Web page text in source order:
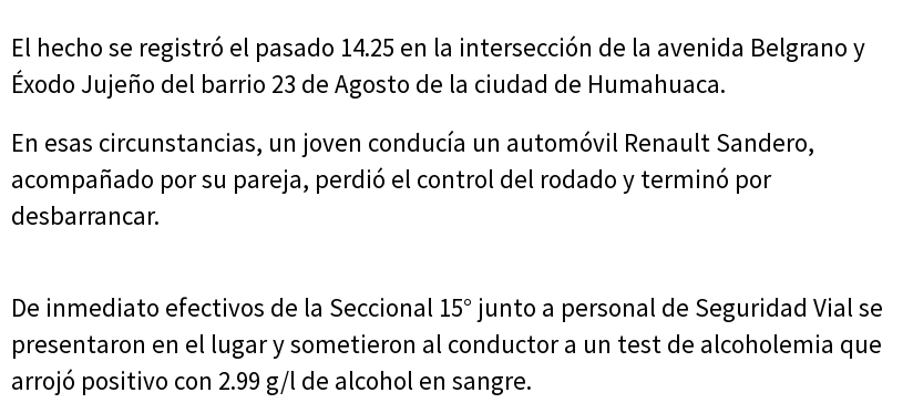
El hecho se registró el pasado 14.25 en la intersección de la avenida Belgrano y
Éxodo Jujeño del barrio 23 de Agosto de la ciudad de Humahuaca.
En esas circunstancias, un joven conducía un automóvil Renault Sandero,
acompañado por su pareja, perdió el control del rodado y terminó por
desbarrancar.
De inmediato efectivos de la Seccional 15° junto a personal de Seguridad Vial se
presentaron en el lugar y sometieron al conductor a un test de alcoholemia que
arrojó positivo con 2.99 g/l de alcohol en sangre.